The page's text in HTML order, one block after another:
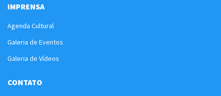
IMPRENSA
Agenda Cultural
Galeria de Eventos
Galeria de Vídeos
CONTATO